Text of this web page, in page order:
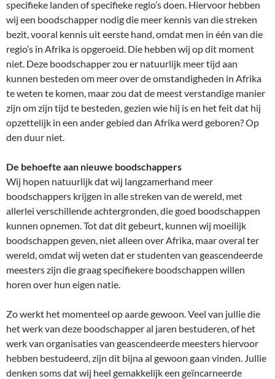
specifieke landen of specifieke regio’s doen. Hiervoor hebben
wij een boodschapper nodig die meer kennis van die streken
bezit, vooral kennis uit eerste hand, omdat men in één van die
regio’s in Afrika is opgeroeid. Die hebben wij op dit moment
niet. Deze boodschapper zou er natuurlijk meer tijd aan
kunnen besteden om meer over de omstandigheden in Afrika
te weten te komen, maar zou dat de meest verstandige manier
zijn om zijn tijd te besteden, gezien wie hij is en het feit dat hij
opzettelijk in een ander gebied dan Afrika werd geboren? Op
den duur niet.
De behoefte aan nieuwe boodschappers
Wij hopen natuurlijk dat wij langzamerhand meer
boodschappers krijgen in alle streken van de wereld, met
allerlei verschillende achtergronden, die goed boodschappen
kunnen opnemen. Tot dat dit gebeurt, kunnen wij moeilijk
boodschappen geven, niet alleen over Afrika, maar overal ter
wereld, omdat wij weten dat er studenten van geascendeerde
meesters zijn die graag specifiekere boodschappen willen
horen over hun eigen natie.
Zo werkt het momenteel op aarde gewoon. Veel van jullie die
het werk van deze boodschapper al jaren bestuderen, of het
werk van organisaties van geascendeerde meesters hiervoor
hebben bestudeerd, zijn dit bijna al gewoon gaan vinden. Jullie
denken soms dat wij heel gemakkelijk een geïncarneerde